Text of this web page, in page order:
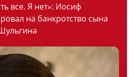
все. Я нет»: Иосиф
на банкротство сына